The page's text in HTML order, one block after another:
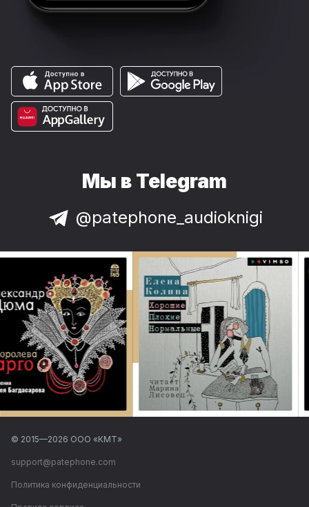
Мы в Telegram
@patephone_audioknigi
© 2015—2026 ООО «КМТ»
support@patephone.com
Политика конфиденциальности